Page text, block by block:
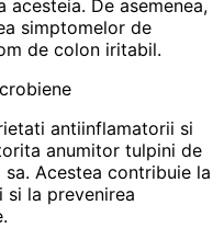
De asemenea,
simptomelor de
de colon iritabil.
antiinflamatorii si
anumitor tulpini de
Acestea contribuie la
si la prevenirea